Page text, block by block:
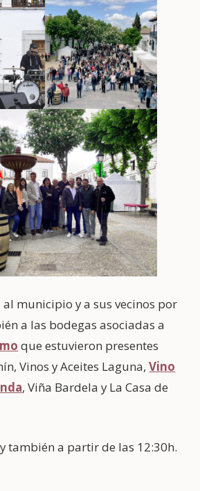
municipio y a sus vecinos por
a las bodegas asociadas a
que estuvieron presentes
Vinos y Aceites Laguna,Vino
, Viña Bardela y La Casa de
también a partir de las 12:30h.